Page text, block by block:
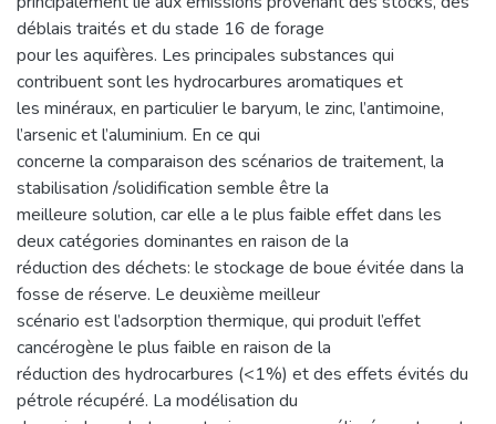
déblais traités et du stade 16 de forage
pour les aquifères. Les principales substances qui
contribuent sont les hydrocarbures aromatiques et
les minéraux, en particulier le baryum, le zinc, l’antimoine,
l’arsenic et l’aluminium. En ce qui
concerne la comparaison des scénarios de traitement, la
stabilisation /solidification semble être la
meilleure solution, car elle a le plus faible effet dans les
deux catégories dominantes en raison de la
réduction des déchets: le stockage de boue évitée dans la
fosse de réserve. Le deuxième meilleur
scénario est l’adsorption thermique, qui produit l’effet
cancérogène le plus faible en raison de la
réduction des hydrocarbures (<1%) et des effets évités du
pétrole récupéré. La modélisation du